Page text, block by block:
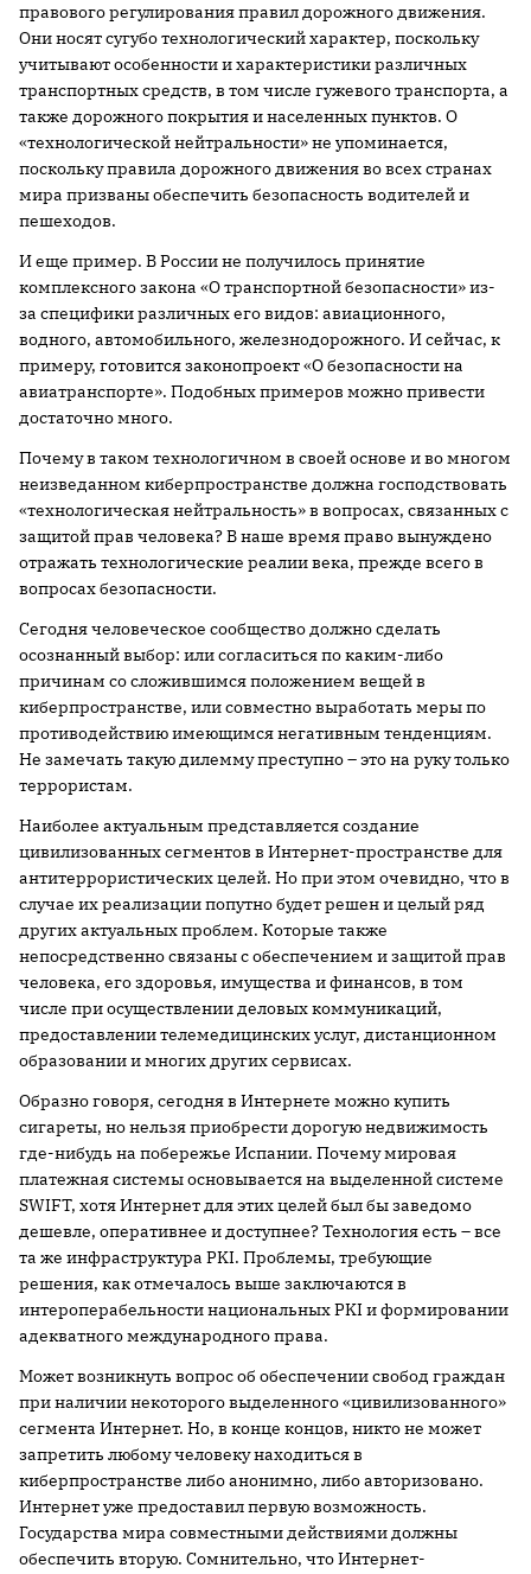
правового регулирования правил дорожного движения.
Они носят сугубо технологический характер, поскольку
учитывают особенности и характеристики различных
транспортных средств, в том числе гужевого транспорта, а
также дорожного покрытия и населенных пунктов. О
«технологической нейтральности» не упоминается,
поскольку правила дорожного движения во всех странах
мира призваны обеспечить безопасность водителей и
пешеходов.
И еще пример. В России не получилось принятие
комплексного закона «О транспортной безопасности» из-
за специфики различных его видов: авиационного,
водного, автомобильного, железнодорожного. И сейчас, к
примеру, готовится законопроект «О безопасности на
авиатранспорте». Подобных примеров можно привести
достаточно много.
Почему в таком технологичном в своей основе и во многом
неизведанном киберпространстве должна господствовать
«технологическая нейтральность» в вопросах, связанных с
защитой прав человека? В наше время право вынуждено
отражать технологические реалии века, прежде всего в
вопросах безопасности.
Сегодня человеческое сообщество должно сделать
осознанный выбор: или согласиться по каким-либо
причинам со сложившимся положением вещей в
киберпространстве, или совместно выработать меры по
противодействию имеющимся негативным тенденциям.
Не замечать такую дилемму преступно – это на руку только
террористам.
Наиболее актуальным представляется создание
цивилизованных сегментов в Интернет-пространстве для
антитеррористических целей. Но при этом очевидно, что в
случае их реализации попутно будет решен и целый ряд
других актуальных проблем. Которые также
непосредственно связаны с обеспечением и защитой прав
человека, его здоровья, имущества и финансов, в том
числе при осуществлении деловых коммуникаций,
предоставлении телемедицинских услуг, дистанционном
образовании и многих других сервисах.
Образно говоря, сегодня в Интернете можно купить
сигареты, но нельзя приобрести дорогую недвижимость
где-нибудь на побережье Испании. Почему мировая
платежная системы основывается на выделенной системе
SWIFT, хотя Интернет для этих целей был бы заведомо
дешевле, оперативнее и доступнее? Технология есть – все
та же инфраструктура PKI. Проблемы, требующие
решения, как отмечалось выше заключаются в
интероперабельности национальных PKI и формировании
адекватного международного права.
Может возникнуть вопрос об обеспечении свобод граждан
при наличии некоторого выделенного «цивилизованного»
сегмента Интернет. Но, в конце концов, никто не может
запретить любому человеку находиться в
киберпространстве либо анонимно, либо авторизовано.
Интернет уже предоставил первую возможность.
Государства мира совместными действиями должны
обеспечить вторую. Сомнительно, что Интернет-